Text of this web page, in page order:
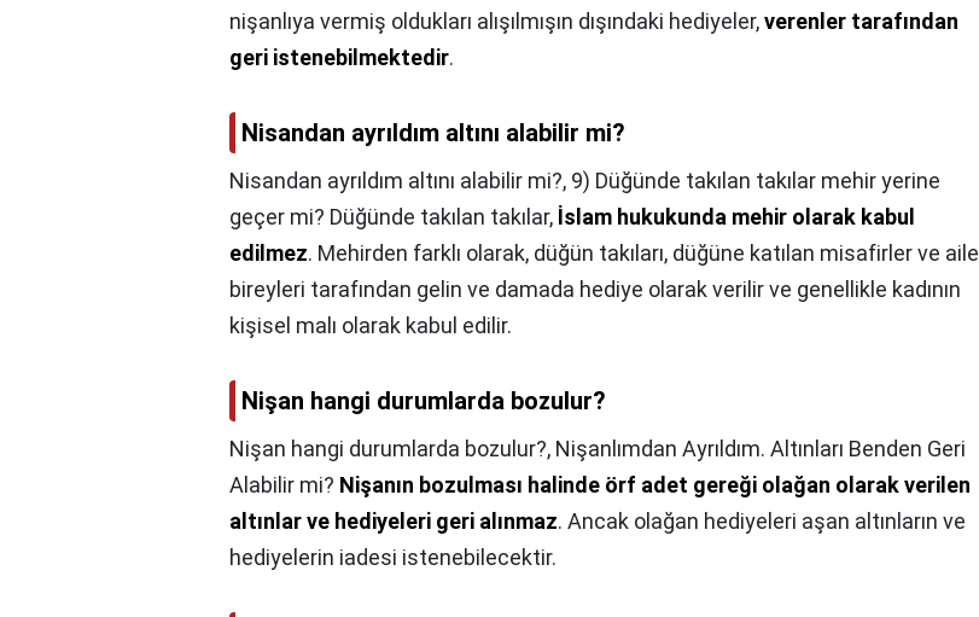
nişanlıya vermiş oldukları alışılmışın dışındaki hediyeler,verenler tarafından
geri istenebilmektedir.
Nisandan ayrıldım altını alabilir mi?
Nisandan ayrıldım altını alabilir mi?, 9) Düğünde takılan takılar mehir yerine
geçer mi? Düğünde takılan takılar, İslam hukukunda mehir olarak kabul
edilmez. Mehirden farklı olarak, düğün takıları, düğüne katılan misafirler ve aile
bireyleri tarafından gelin ve damada hediye olarak verilir ve genellikle kadının
kişisel malı olarak kabul edilir.
Nişan hangi durumlarda bozulur?
Nişan hangi durumlarda bozulur?, Nişanlımdan Ayrıldım. Altınları Benden Geri
Alabilir mi? Nişanın bozulması halinde örf adet gereği olağan olarak verilen
altınlar ve hediyeleri geri alınmaz. Ancak olağan hediyeleri aşan altınların ve
hediyelerin iadesi istenebilecektir.